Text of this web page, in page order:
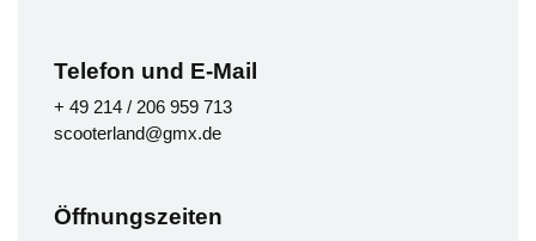
Telefon und E-Mail
+ 49 214 / 206 959 713
scooterland@gmx.de
Öffnungszeiten